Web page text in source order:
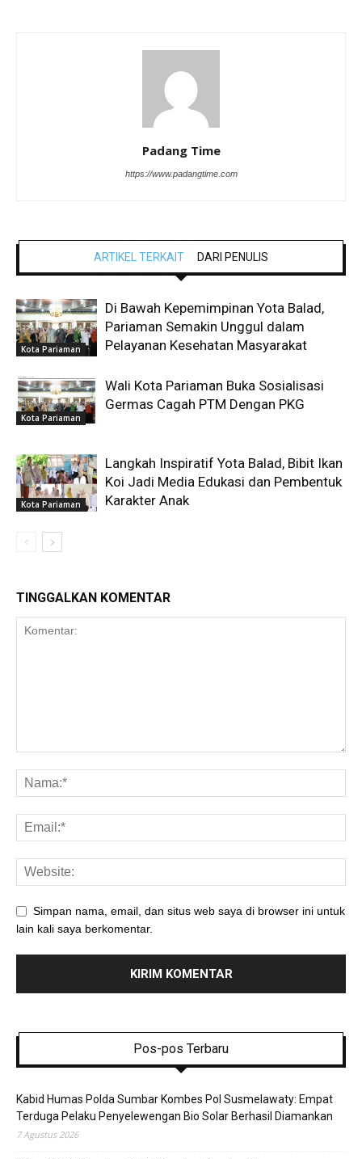
Padang Time
https://www.padangtime.com
ARTIKEL TERKAIT DARI PENULIS
Kota Pariaman
Di Bawah Kepemimpinan Yota Balad,
Pariaman Semakin Unggul dalam
Pelayanan Kesehatan Masyarakat
Kota Pariaman
Wali Kota Pariaman Buka Sosialisasi
Germas Cagah PTM Dengan PKG
Kota Pariaman
Langkah Inspiratif Yota Balad, Bibit Ikan
Koi Jadi Media Edukasi dan Pembentuk
Karakter Anak
TINGGALKAN KOMENTAR
Simpan nama, email, dan situs web saya di browser ini untuk
lain kali saya berkomentar.
Pos-pos Terbaru
Kabid Humas Polda Sumbar Kombes Pol Susmelawaty: Empat
Terduga Pelaku Penyelewengan Bio Solar Berhasil Diamankan
7 Agustus 2026